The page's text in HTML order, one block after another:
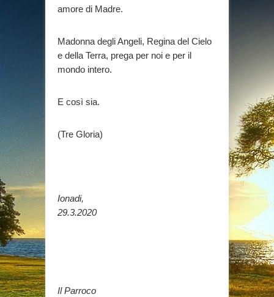
amore di Madre.
Madonna degli Angeli, Regina del Cielo
e della Terra, prega per noi e per il
mondo intero.
E così sia.
(Tre Gloria)
Ionadi,
29.3.2020
Il Parroco